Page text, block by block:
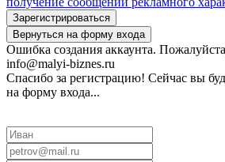
Зарегистрироваться
Вернуться на форму входа
Ошибка создания аккаунта.
info@malyi-biznes.ru
Спасибо за регистрацию! Сейчас вы
на форму входа...